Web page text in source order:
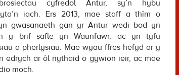
cyfredol Antur, sy’n hybu
iach. Ers 2013, mae staff a thîm o
gwasanaeth gan yr Antur wedi bod yn
y brif safle yn Waunfawr, ac yn tyfu
a pherlysiau. Mae wyau ffres hefyd ar y
edrych ar ôl nythaid o gywion ieir, ac mae
moch.